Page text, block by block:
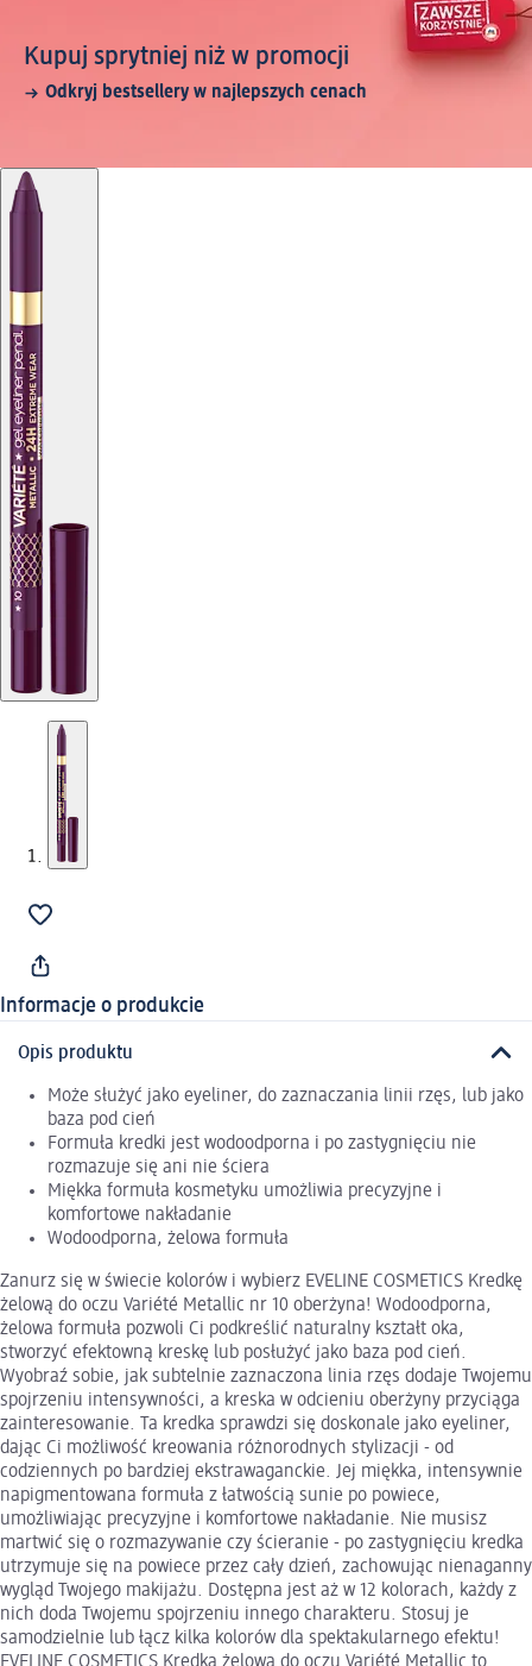
Kupuj sprytniej niż w promocji
Odkryj bestsellery w najlepszych cenach
Informacje o produkcie
Opis produktu
Może służyć jako eyeliner, do zaznaczania linii rzęs, lub jako
baza pod cień
Formuła kredki jest wodoodporna i po zastygnięciu nie
rozmazuje się ani nie ściera
Miękka formuła kosmetyku umożliwia precyzyjne i
komfortowe nakładanie
Wodoodporna, żelowa formuła
Zanurz się w świecie kolorów i wybierz EVELINE COSMETICS Kredkę
żelową do oczu Variété Metallic nr 10 oberżyna! Wodoodporna,
żelowa formuła pozwoli Ci podkreślić naturalny kształt oka,
stworzyć efektowną kreskę lub posłużyć jako baza pod cień.
Wyobraź sobie, jak subtelnie zaznaczona linia rzęs dodaje Twojemu
spojrzeniu intensywności, a kreska w odcieniu oberżyny przyciąga
zainteresowanie. Ta kredka sprawdzi się doskonale jako eyeliner,
dając Ci możliwość kreowania różnorodnych stylizacji - od
codziennych po bardziej ekstrawaganckie. Jej miękka, intensywnie
napigmentowana formuła z łatwością sunie po powiece,
umożliwiając precyzyjne i komfortowe nakładanie. Nie musisz
martwić się o rozmazywanie czy ścieranie - po zastygnięciu kredka
utrzymuje się na powiece przez cały dzień, zachowując nienaganny
wygląd Twojego makijażu. Dostępna jest aż w 12 kolorach, każdy z
nich doda Twojemu spojrzeniu innego charakteru. Stosuj je
samodzielnie lub łącz kilka kolorów dla spektakularnego efektu!
EVELINE COSMETICS Kredka żelowa do oczu Variété Metallic to